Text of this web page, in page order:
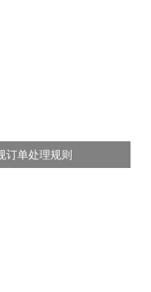
订单处理规则